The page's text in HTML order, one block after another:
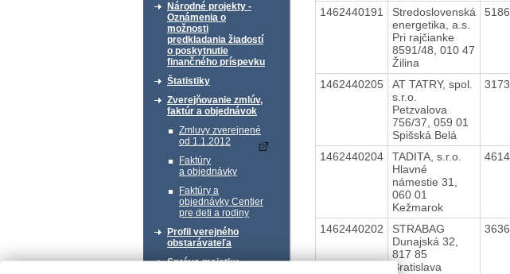
Národné projekty -
Oznámenia o
možnosti
predkladania žiadostí
o poskytnutie
finančného príspevku
Štatistiky
Zverejňovanie zmlúv,
faktúr a objednávok
Zmluvy zverejnené
od 1.1.2012
Faktúry
a objednávky
Faktúry a
objednávky Centier
pre deti a rodiny
Profil verejného
obstarávateľa
Správa majetku
1462440191
Stredoslovenská
energetika, a.s.
Pri rajčianke
8591/48, 010 47
Žilina
1462440205
AT TATRY, spol.
s.r.o.
Petzvalova
756/37, 059 01
Spišská Belá
1462440204
TADITA, s.r.o.
Hlavné
námestie 31,
060 01
Kežmarok
1462440202
STRABAG
Dunajská 32,
817 85
Bratislava